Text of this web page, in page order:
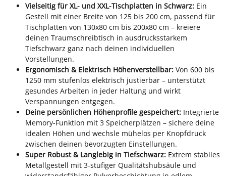
Vielseitig für XL- und XXL-Tischplatten in Schwarz: Ein
Gestell mit einer Breite von 125 bis 200 cm, passend für
Tischplatten von 130x80 cm bis 200x80 cm – kreiere
deinen Traumschreibtisch in ausdrucksstarkem
Tiefschwarz ganz nach deinen individuellen
Vorstellungen.
Ergonomisch & Elektrisch Höhenverstellbar: Von 600 bis
1250 mm stufenlos elektrisch justierbar – unterstützt
gesundes Arbeiten in jeder Haltung und wirkt
Verspannungen entgegen.
Deine persönlichen Höhenprofile gespeichert: Integrierte
Memory-Funktion mit 3 Speicherplätzen – sichere deine
idealen Höhen und wechsle mühelos per Knopfdruck
zwischen deinen bevorzugten Einstellungen.
Super Robust & Langlebig in Tiefschwarz: Extrem stabiles
Metallgestell mit 3-stufiger Qualitätshubsäule und